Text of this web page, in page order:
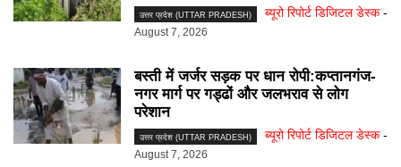
उत्तर प्रदेश (UTTAR PRADESH) ब्यूरो रिपोर्ट डिजिटल डेस्क -
August 7, 2026
बस्ती में जर्जर सड़क पर धान रोपी:कप्तानगंज-
नगर मार्ग पर गड्ढों और जलभराव से लोग
परेशान
उत्तर प्रदेश (UTTAR PRADESH) ब्यूरो रिपोर्ट डिजिटल डेस्क -
August 7, 2026